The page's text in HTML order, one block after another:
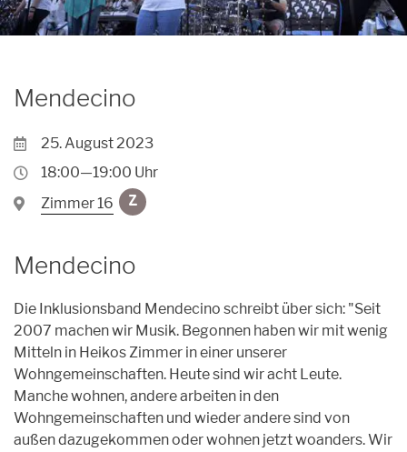
Archiv
Unpluggedival Fête 2026
Übersicht
Caroussel
Förderung
Künstler*innen
Anmeldungen
Mendecino
25. August 2023
18:00—19:00 Uhr
Zimmer 16
Z
Mendecino
Die Inklusionsband Mendecino schreibt über sich: "Seit
2007 machen wir Musik. Begonnen haben wir mit wenig
Mitteln in Heikos Zimmer in einer unserer
Wohngemeinschaften. Heute sind wir acht Leute.
Manche wohnen, andere arbeiten in den
Wohngemeinschaften und wieder andere sind von
außen dazugekommen oder wohnen jetzt woanders. Wir